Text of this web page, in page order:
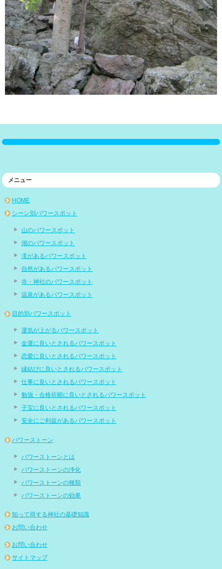
メニュー
HOME
シーン別パワースポット
山のパワースポット
湖のパワースポット
滝があるパワースポット
自然があるパワースポット
寺・神社のパワースポット
温泉があるパワースポット
目的別パワースポット
運気が上がるパワースポット
金運に良いとされるパワースポット
恋愛に良いとされるパワースポット
縁結びに良いとされるパワースポット
仕事に良いとされるパワースポット
勉強・合格祈願に良いとされるパワースポット
子宝に良いとされるパワースポット
安全にご利益があるパワースポット
パワーストーン
パワーストーンとは
パワーストーンの浄化
パワーストーンの種類
パワーストーンの効果
知って得する神社の基礎知識
お問い合わせ
お問い合わせ
サイトマップ